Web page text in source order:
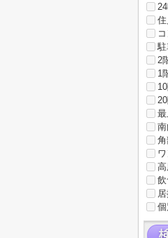
駐
2
1
南
角